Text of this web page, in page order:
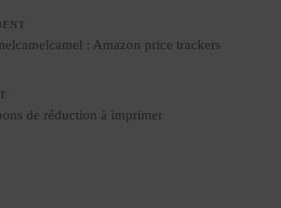
: Amazon price trackers
de réduction à imprimer